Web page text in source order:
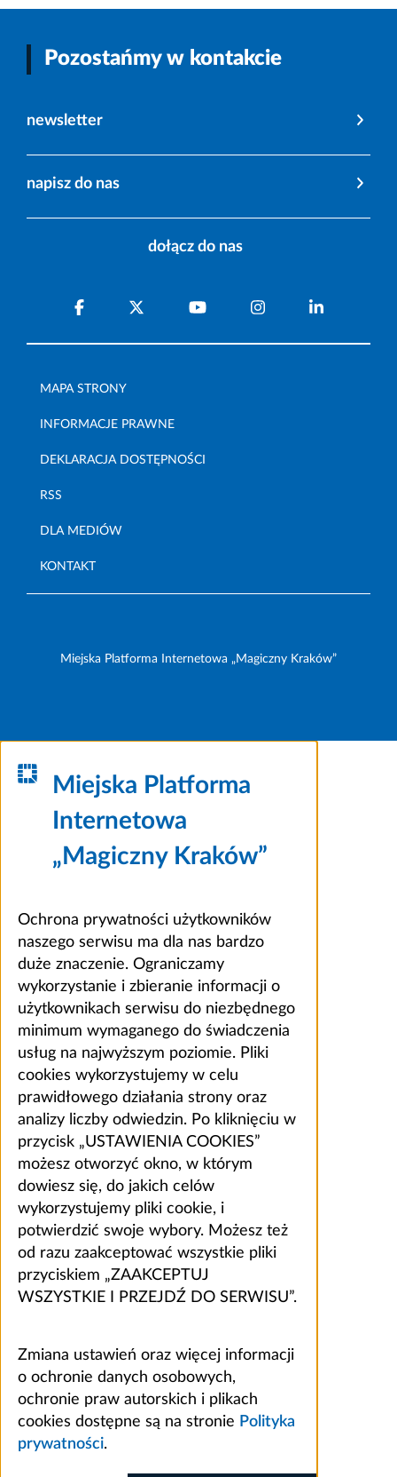
Pozostańmy w kontakcie
newsletter
napisz do nas
dołącz do nas
MAPA STRONY
INFORMACJE PRAWNE
DEKLARACJA DOSTĘPNOŚCI
RSS
DLA MEDIÓW
KONTAKT
Miejska Platforma Internetowa „Magiczny Kraków”
Miejska Platforma
Internetowa
„Magiczny Kraków”
Ochrona prywatności użytkowników
naszego serwisu ma dla nas bardzo
duże znaczenie. Ograniczamy
wykorzystanie i zbieranie informacji o
użytkownikach serwisu do niezbędnego
minimum wymaganego do świadczenia
usług na najwyższym poziomie. Pliki
cookies wykorzystujemy w celu
prawidłowego działania strony oraz
analizy liczby odwiedzin. Po kliknięciu w
przycisk „USTAWIENIA COOKIES”
możesz otworzyć okno, w którym
dowiesz się, do jakich celów
wykorzystujemy pliki cookie, i
potwierdzić swoje wybory. Możesz też
od razu zaakceptować wszystkie pliki
przyciskiem „ZAAKCEPTUJ
WSZYSTKIE I PRZEJDŹ DO SERWISU”.
Zmiana ustawień oraz więcej informacji
o ochronie danych osobowych,
ochronie praw autorskich i plikach
cookies dostępne są na stronie Polityka
prywatności.